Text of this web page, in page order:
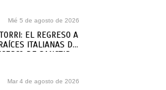
Mié 5 de agosto de 2026
EL REGRESO A
ITALIANAS DE
DE SANCTIS
Mar 4 de agosto de 2026